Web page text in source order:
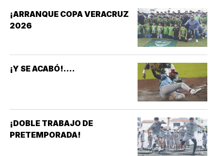
¡ARRANQUE COPA VERACRUZ
2026
¡Y SE ACABÓ!....
¡DOBLE TRABAJO DE
PRETEMPORADA!